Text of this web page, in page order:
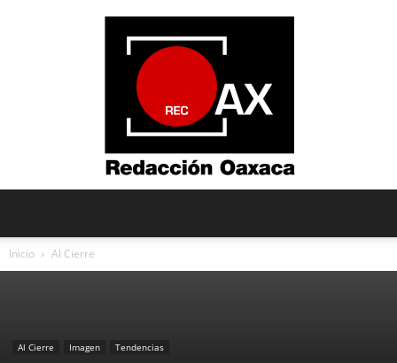
Inicio Al Cierre
Al Cierre Imagen Tendencias